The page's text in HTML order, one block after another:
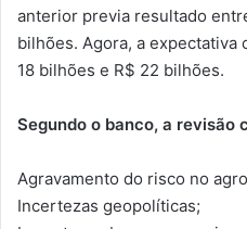
anterior previa resultado
bilhões. Agora, a expectativa
18 bilhões e R$ 22 bilhões.
Segundo o banco, a revisão
Agravamento do risco no
Incertezas geopolíticas;